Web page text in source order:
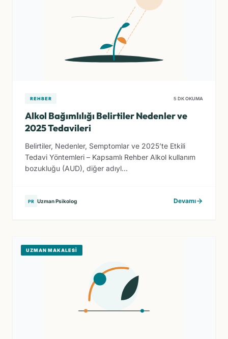
REHBER 5 DK OKUMA
Alkol Bağımlılığı Belirtiler Nedenler ve
2025 Tedavileri
Belirtiler, Nedenler, Semptomlar ve 2025’te Etkili
Tedavi Yöntemleri – Kapsamlı Rehber Alkol kullanım
bozukluğu (AUD), diğer adıyl...
PR Uzman Psikolog Devamı
UZMAN MAKALESI